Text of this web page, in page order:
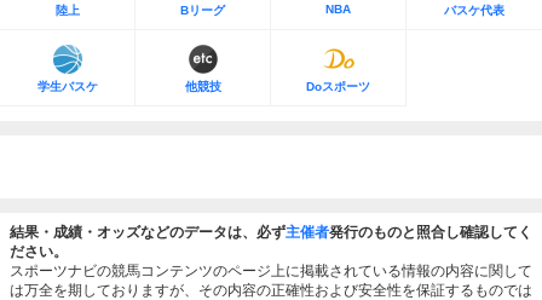
陸上 Bリーグ NBA バスケ代表
学生バスケ 他競技 Doスポーツ
結果・成績・オッズなどのデータは、必ず主催者発行のものと照合し確認してく
ださい。
スポーツナビの競馬コンテンツのページ上に掲載されている情報の内容に関して
は万全を期しておりますが、その内容の正確性および安全性を保証するものでは